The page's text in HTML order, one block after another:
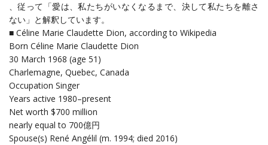
、従って「愛は、私たちがいなくなるまで、決して私たちを離さ
ない」と解釈しています。
■ Céline Marie Claudette Dion, according to Wikipedia
Born Céline Marie Claudette Dion
30 March 1968 (age 51)
Charlemagne, Quebec, Canada
Occupation Singer
Years active 1980–present
Net worth $700 million
nearly equal to 700億円
Spouse(s) René Angélil (m. 1994; died 2016)